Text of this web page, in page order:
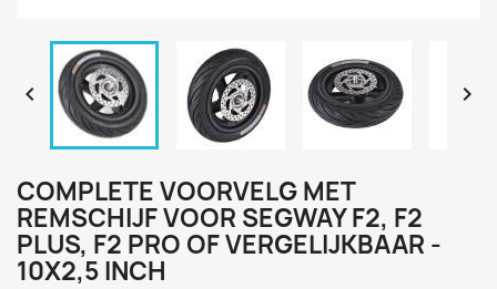
 
COMPLETE VOORVELG MET
REMSCHIJF VOOR SEGWAY F2, F2
PLUS, F2 PRO OF VERGELIJKBAAR -
10X2,5 INCH